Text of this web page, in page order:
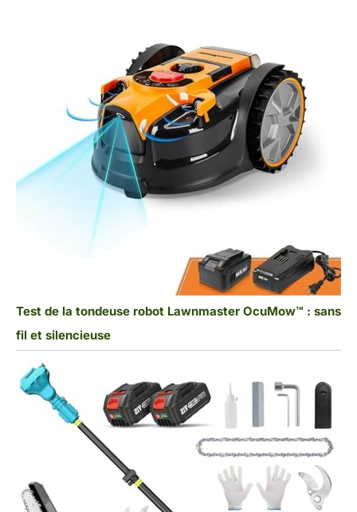
Test de la tondeuse robot Lawnmaster OcuMow™ : sans
fil et silencieuse